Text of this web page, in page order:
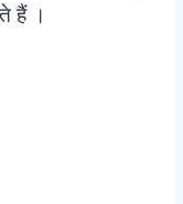
हैं ।